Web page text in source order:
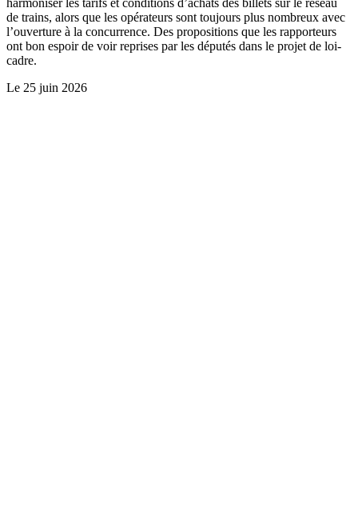
de trains, alors que les opérateurs sont toujours plus nombreux avec
l’ouverture à la concurrence. Des propositions que les rapporteurs
ont bon espoir de voir reprises par les députés dans le projet de loi-
cadre.
Le 25 juin 2026